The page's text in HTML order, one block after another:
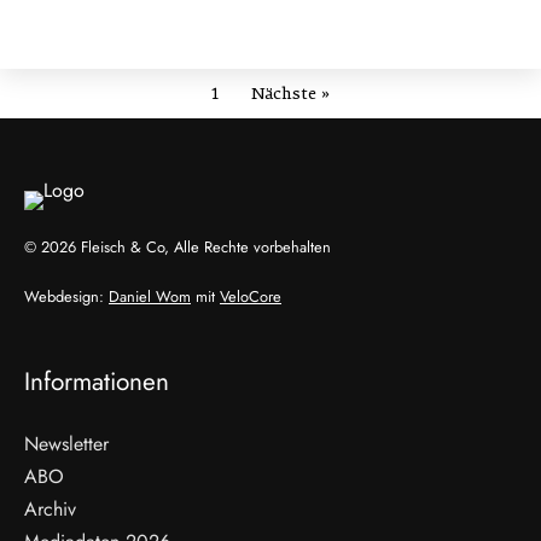
1 Nächste »
© 2026 Fleisch & Co, Alle Rechte vorbehalten
Webdesign: Daniel Wom mit VeloCore
Informationen
Newsletter
ABO
Archiv